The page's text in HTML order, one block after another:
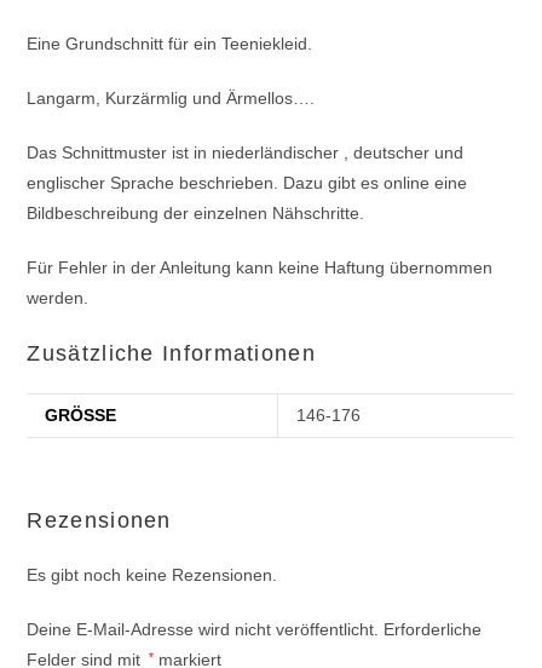
Eine Grundschnitt für ein Teeniekleid.
Langarm, Kurzärmlig und Ärmellos….
Das Schnittmuster ist in niederländischer , deutscher und
englischer Sprache beschrieben. Dazu gibt es online eine
Bildbeschreibung der einzelnen Nähschritte.
Für Fehler in der Anleitung kann keine Haftung übernommen
werden.
Zusätzliche Informationen
GRÖSSE 146-176
Rezensionen
Es gibt noch keine Rezensionen.
Deine E-Mail-Adresse wird nicht veröffentlicht. Erforderliche
Felder sind mit
* markiert